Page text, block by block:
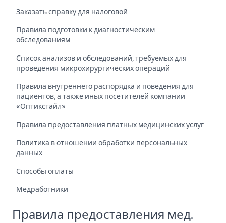
Заказать справку для налоговой
Правила подготовки к диагностическим
обследованиям
Список анализов и обследований, требуемых для
проведения микрохирургических операций
Правила внутреннего распорядка и поведения для
пациентов, а также иных посетителей компании
«Оптикстайл»
Правила предоставления платных медицинских услуг
Политика в отношении обработки персональных
данных
Способы оплаты
Медработники
Правила предоставления мед.